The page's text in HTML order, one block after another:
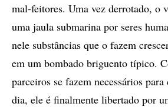
mal-feitores. Uma vez derrotado, o
uma jaula submarina por seres
nele substâncias que o fazem
em um bombado briguento típico.
parceiros se fazem necessários
dia, ele é finalmente libertado por